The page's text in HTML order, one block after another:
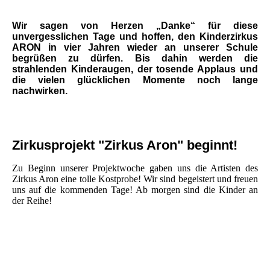
Wir sagen von Herzen „Danke“ für diese
unvergesslichen Tage und hoffen, den Kinderzirkus
ARON in vier Jahren wieder an unserer Schule
begrüßen zu dürfen. Bis dahin werden die
strahlenden Kinderaugen, der tosende Applaus und
die vielen glücklichen Momente noch lange
nachwirken.
Zirkusprojekt "Zirkus Aron" beginnt!
Zu Beginn unserer Projektwoche gaben uns die Artisten des
Zirkus Aron eine tolle Kostprobe! Wir sind begeistert und freuen
uns auf die kommenden Tage! Ab morgen sind die Kinder an
der Reihe!